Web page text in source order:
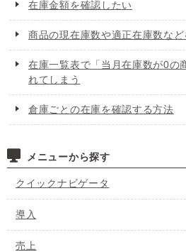
在庫金額を確認したい
商品の現在庫数や適正在庫数な
在庫一覧表で「当月在庫数が0の
れてしまう
倉庫ごとの在庫を確認する方法
メニューから探す
クイックナビゲータ
導入
売上